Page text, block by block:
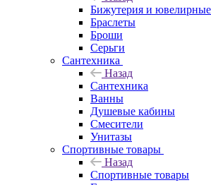
Бижутерия и ювелирные
Браслеты
Броши
Серьги
Сантехника
Назад
Сантехника
Ванны
Душевые кабины
Смесители
Унитазы
Спортивные товары
Назад
Спортивные товары